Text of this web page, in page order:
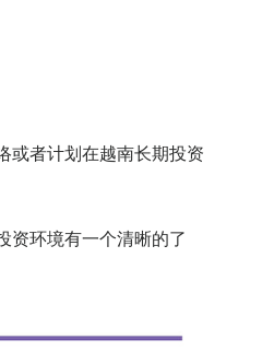
或者计划在越南长期投资
资环境有一个清晰的了